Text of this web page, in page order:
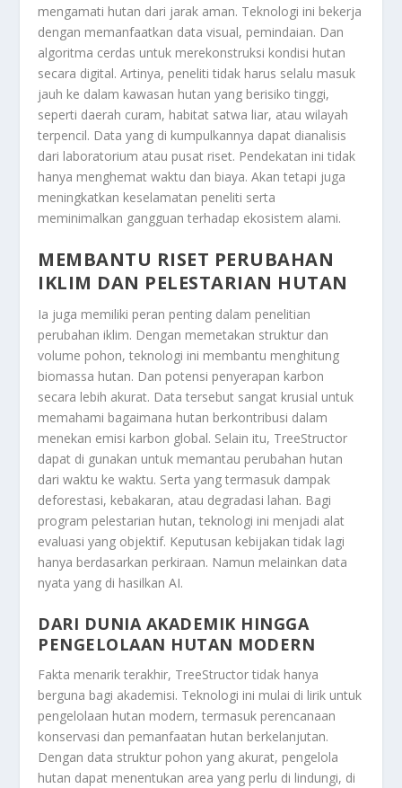
mengamati hutan dari jarak aman. Teknologi ini bekerja
dengan memanfaatkan data visual, pemindaian. Dan
algoritma cerdas untuk merekonstruksi kondisi hutan
secara digital. Artinya, peneliti tidak harus selalu masuk
jauh ke dalam kawasan hutan yang berisiko tinggi,
seperti daerah curam, habitat satwa liar, atau wilayah
terpencil. Data yang di kumpulkannya dapat dianalisis
dari laboratorium atau pusat riset. Pendekatan ini tidak
hanya menghemat waktu dan biaya. Akan tetapi juga
meningkatkan keselamatan peneliti serta
meminimalkan gangguan terhadap ekosistem alami.
MEMBANTU RISET PERUBAHAN
IKLIM DAN PELESTARIAN HUTAN
Ia juga memiliki peran penting dalam penelitian
perubahan iklim. Dengan memetakan struktur dan
volume pohon, teknologi ini membantu menghitung
biomassa hutan. Dan potensi penyerapan karbon
secara lebih akurat. Data tersebut sangat krusial untuk
memahami bagaimana hutan berkontribusi dalam
menekan emisi karbon global. Selain itu, TreeStructor
dapat di gunakan untuk memantau perubahan hutan
dari waktu ke waktu. Serta yang termasuk dampak
deforestasi, kebakaran, atau degradasi lahan. Bagi
program pelestarian hutan, teknologi ini menjadi alat
evaluasi yang objektif. Keputusan kebijakan tidak lagi
hanya berdasarkan perkiraan. Namun melainkan data
nyata yang di hasilkan AI.
DARI DUNIA AKADEMIK HINGGA
PENGELOLAAN HUTAN MODERN
Fakta menarik terakhir, TreeStructor tidak hanya
berguna bagi akademisi. Teknologi ini mulai di lirik untuk
pengelolaan hutan modern, termasuk perencanaan
konservasi dan pemanfaatan hutan berkelanjutan.
Dengan data struktur pohon yang akurat, pengelola
hutan dapat menentukan area yang perlu di lindungi, di